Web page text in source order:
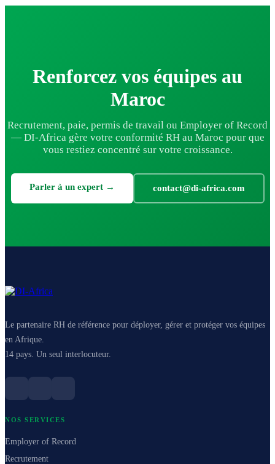
Renforcez vos équipes au
Maroc
Recrutement, paie, permis de travail ou Employer of Record
— DI-Africa gère votre conformité RH au Maroc pour que
vous restiez concentré sur votre croissance.
Parler à un expert → contact@di-africa.com
Le partenaire RH de référence pour déployer, gérer et protéger vos équipes
en Afrique.
14 pays. Un seul interlocuteur.
NOS SERVICES
Employer of Record
Recrutement